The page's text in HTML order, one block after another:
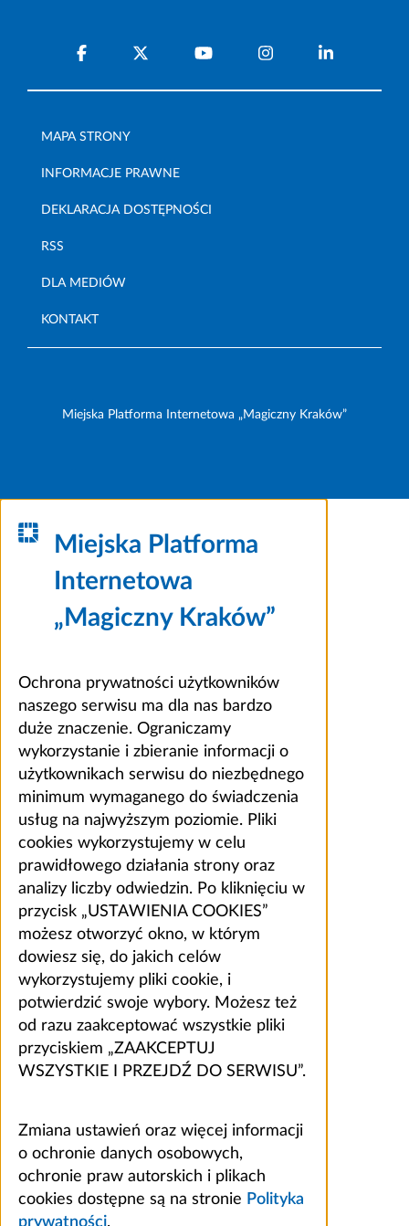
MAPA STRONY
INFORMACJE PRAWNE
DEKLARACJA DOSTĘPNOŚCI
RSS
DLA MEDIÓW
KONTAKT
Miejska Platforma Internetowa „Magiczny Kraków”
Miejska Platforma
Internetowa
„Magiczny Kraków”
Ochrona prywatności użytkowników
naszego serwisu ma dla nas bardzo
duże znaczenie. Ograniczamy
wykorzystanie i zbieranie informacji o
użytkownikach serwisu do niezbędnego
minimum wymaganego do świadczenia
usług na najwyższym poziomie. Pliki
cookies wykorzystujemy w celu
prawidłowego działania strony oraz
analizy liczby odwiedzin. Po kliknięciu w
przycisk „USTAWIENIA COOKIES”
możesz otworzyć okno, w którym
dowiesz się, do jakich celów
wykorzystujemy pliki cookie, i
potwierdzić swoje wybory. Możesz też
od razu zaakceptować wszystkie pliki
przyciskiem „ZAAKCEPTUJ
WSZYSTKIE I PRZEJDŹ DO SERWISU”.
Zmiana ustawień oraz więcej informacji
o ochronie danych osobowych,
ochronie praw autorskich i plikach
cookies dostępne są na stronie Polityka
prywatności.